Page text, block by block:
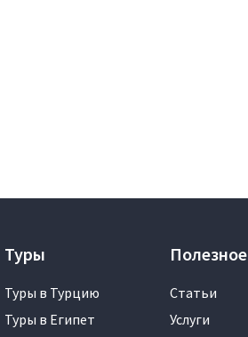
Туры
Туры в Турцию
Туры в Египет
Полезное
Статьи
Услуги